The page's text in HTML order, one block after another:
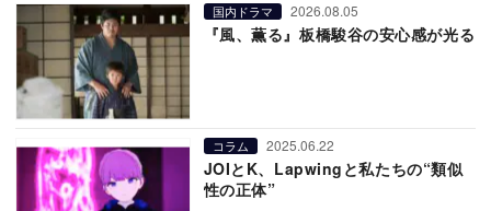
国内ドラマ 2026.08.05
『風、薫る』板橋駿谷の安心感が光る
コラム 2025.06.22
JOIとK、Lapwingと私たちの“類似
性の正体”